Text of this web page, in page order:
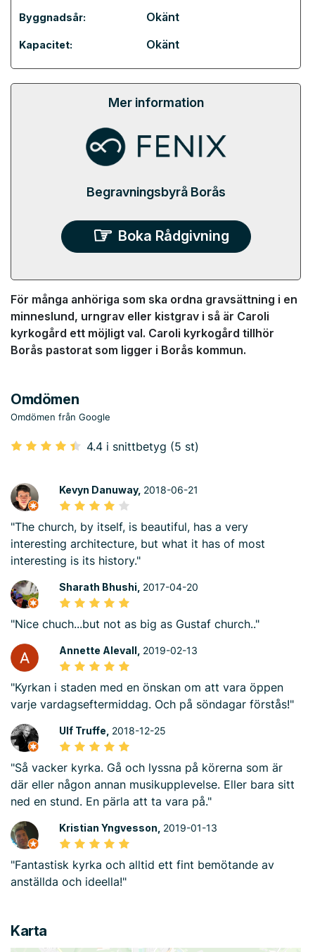
Byggnadsår: Okänt
Kapacitet: Okänt
Mer information
Begravningsbyrå Borås
Boka Rådgivning
För många anhöriga som ska ordna gravsättning i en
minneslund, urngrav eller kistgrav i så är Caroli
kyrkogård ett möjligt val. Caroli kyrkogård tillhör
Borås pastorat som ligger i Borås kommun.
Omdömen
Omdömen från Google
4.4 i snittbetyg (5 st)
Kevyn Danuway, 2018-06-21
"The church, by itself, is beautiful, has a very
interesting architecture, but what it has of most
interesting is its history."
Sharath Bhushi, 2017-04-20
"Nice chuch...but not as big as Gustaf church.."
Annette Alevall, 2019-02-13
"Kyrkan i staden med en önskan om att vara öppen
varje vardagseftermiddag. Och på söndagar förstås!"
Ulf Truffe, 2018-12-25
"Så vacker kyrka. Gå och lyssna på körerna som är
där eller någon annan musikupplevelse. Eller bara sitt
ned en stund. En pärla att ta vara på."
Kristian Yngvesson, 2019-01-13
"Fantastisk kyrka och alltid ett fint bemötande av
anställda och ideella!"
Karta